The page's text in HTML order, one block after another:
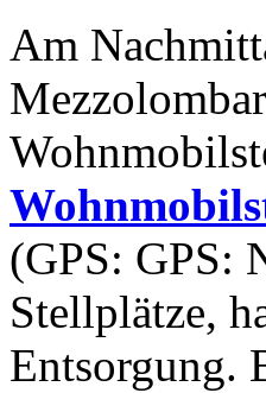
Am
(GPS: GPS:
Stellplätze,
Entsorgung.